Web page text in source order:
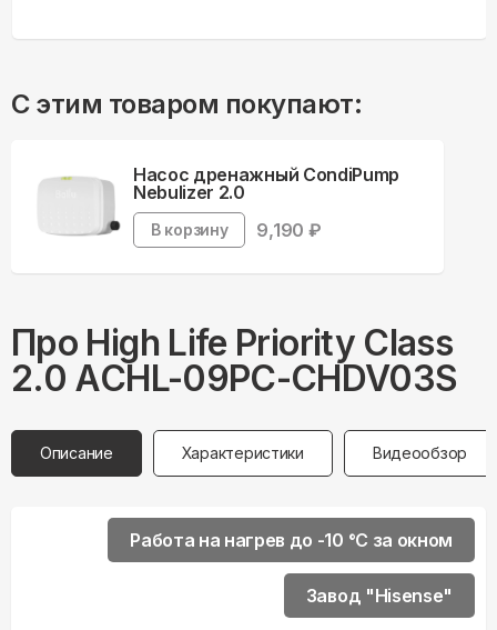
С этим товаром покупают:
Насос дренажный CondiPump
Nebulizer 2.0
В корзину 9,190 ₽
Про High Life Priority Class
2.0 ACHL-09PC-CHDV03S
Описание Характеристики Видеообзор
Работа на нагрев до -10 °С за окном
Завод "Hisense"